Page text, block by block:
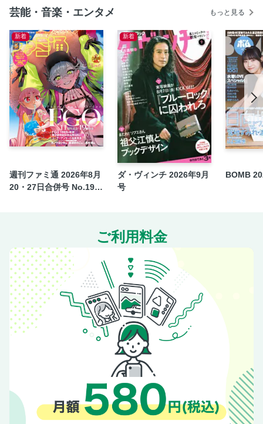
平
茅島みずき マイ・ベスト・メガネ探し
桜田ひより 役者としての今、これから。
AD
竹村実悟、千井野空翔、阿達 慶 現役DK放課後ダイアリー
伯井太陽 インフルエンサーな12才
AD
中山優馬 アートな秋に見つけた美のカケラ
高橋ひかる おうち時間の熱愛キーワード
富樫慧士 まったり恋バナ日和
AD
生見愛瑠 ドラマ現場でキャッチ
MG通信 関ジャニ∞ライブほか
AD
表紙B
芸能・音楽・エンタメ もっと見る
新着
週刊ファミ通 2026年8月
20・27日合併号 No.195
新着
ダ・ヴィンチ 2026年9月
号
BOMB
ご利用料金